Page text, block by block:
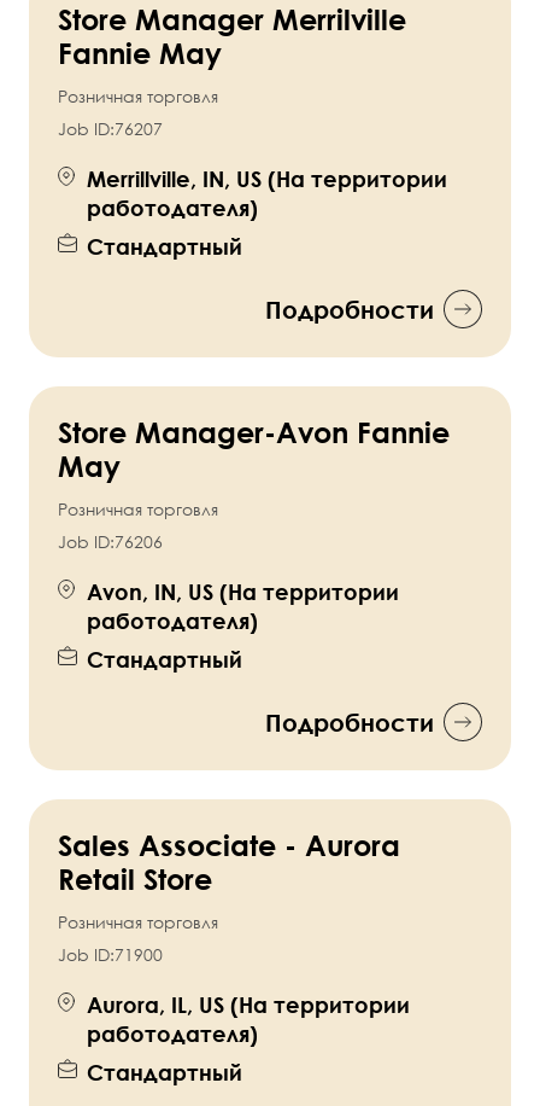
Store Manager Merrilville
Fannie May
Розничная торговля
Job ID:76207
Merrillville, IN, US (На территории
работодателя)
Стандартный
Подробности
Store Manager-Avon Fannie
May
Розничная торговля
Job ID:76206
Avon, IN, US (На территории
работодателя)
Стандартный
Подробности
Sales Associate - Aurora
Retail Store
Розничная торговля
Job ID:71900
Aurora, IL, US (На территории
работодателя)
Стандартный